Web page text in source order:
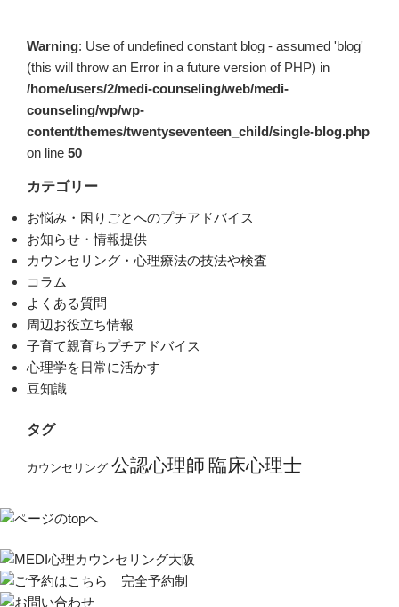
ン
Warning: Use of undefined constant blog - assumed 'blog'
(this will throw an Error in a future version of PHP) in
/home/users/2/medi-counseling/web/medi-
counseling/wp/wp-
content/themes/twentyseventeen_child/single-blog.php
on line 50
カテゴリー
お悩み・困りごとへのプチアドバイス
お知らせ・情報提供
カウンセリング・心理療法の技法や検査
コラム
よくある質問
周辺お役立ち情報
子育て親育ちプチアドバイス
心理学を日常に活かす
豆知識
タグ
カウンセリング 公認心理師 臨床心理士